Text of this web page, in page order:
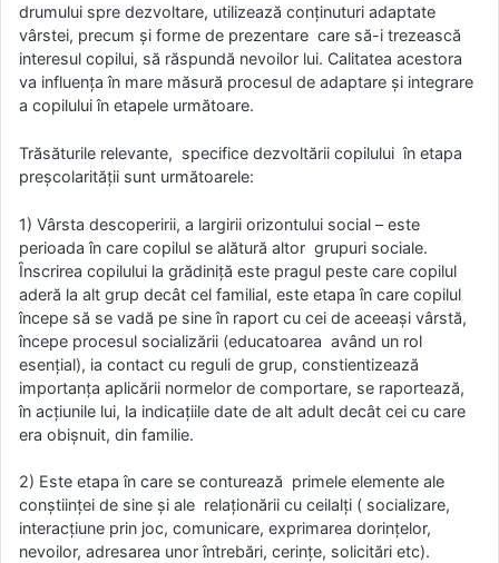
drumului spre dezvoltare, utilizează conţinuturi adaptate
vârstei, precum şi forme de prezentare care să-i trezească
interesul copilui, să răspundă nevoilor lui. Calitatea acestora
va influenţa în mare măsură procesul de adaptare şi integrare
a copilului în etapele următoare.
Trăsăturile relevante, specifice dezvoltării copilului în etapa
preşcolarității sunt următoarele:
1) Vârsta descoperirii, a largirii orizontului social – este
perioada în care copilul se alătură altor grupuri sociale.
Ȋnscrirea copilului la grădiniţă este pragul peste care copilul
aderă la alt grup decât cel familial, este etapa în care copilul
începe să se vadă pe sine în raport cu cei de aceeaşi vârstă,
începe procesul socializării (educatoarea având un rol
esenţial), ia contact cu reguli de grup, constientizează
importanţa aplicării normelor de comportare, se raportează,
în acţiunile lui, la indicaţiile date de alt adult decât cei cu care
era obişnuit, din familie.
2) Este etapa în care se conturează primele elemente ale
conştiinţei de sine şi ale relaţionării cu ceilalţi ( socializare,
interacţiune prin joc, comunicare, exprimarea dorinţelor,
nevoilor, adresarea unor întrebări, cerinţe, solicitări etc).